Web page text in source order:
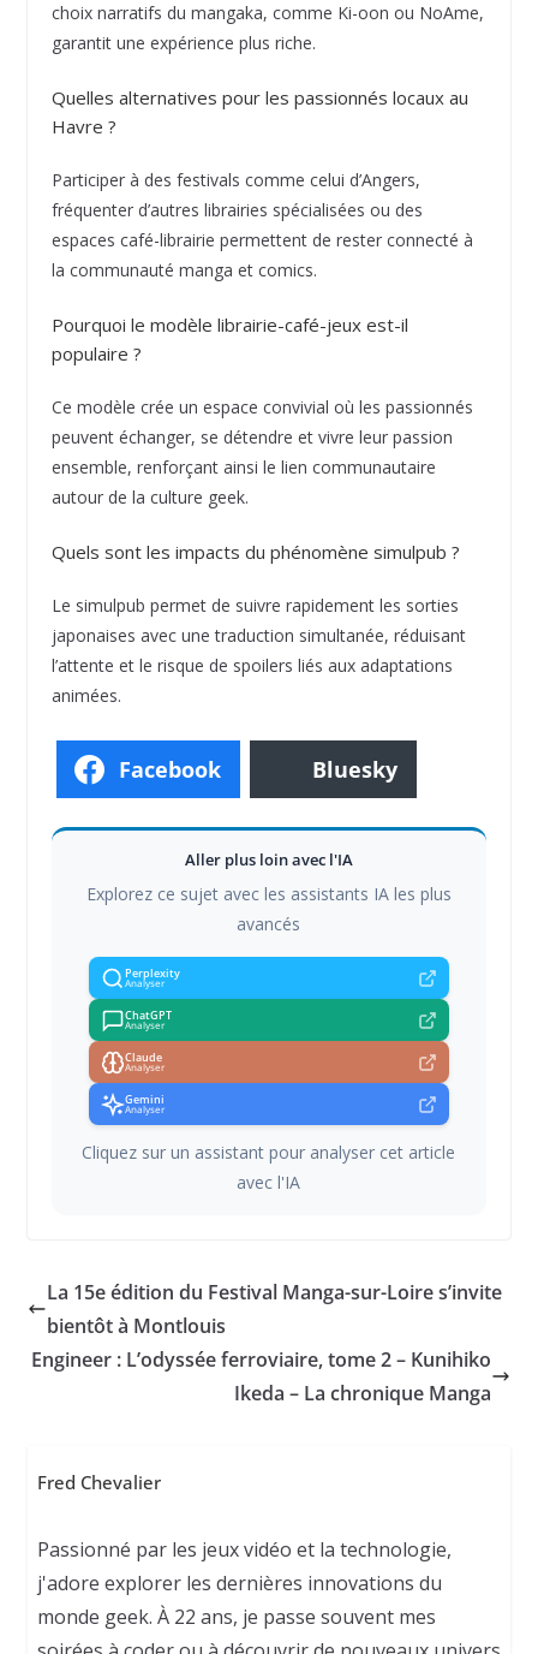
choix narratifs du mangaka, comme Ki-oon ou NoAme,
garantit une expérience plus riche.
Quelles alternatives pour les passionnés locaux au
Havre ?
Participer à des festivals comme celui d’Angers,
fréquenter d’autres librairies spécialisées ou des
espaces café-librairie permettent de rester connecté à
la communauté manga et comics.
Pourquoi le modèle librairie-café-jeux est-il
populaire ?
Ce modèle crée un espace convivial où les passionnés
peuvent échanger, se détendre et vivre leur passion
ensemble, renforçant ainsi le lien communautaire
autour de la culture geek.
Quels sont les impacts du phénomène simulpub ?
Le simulpub permet de suivre rapidement les sorties
japonaises avec une traduction simultanée, réduisant
l’attente et le risque de spoilers liés aux adaptations
animées.
Facebook Bluesky
Aller plus loin avec l'IA
Explorez ce sujet avec les assistants IA les plus
avancés
Perplexity
Analyser
ChatGPT
Analyser
Claude
Analyser
Gemini
Analyser
Cliquez sur un assistant pour analyser cet article
avec l'IA
La 15e édition du Festival Manga-sur-Loire s’invite
bientôt à Montlouis
Engineer : L’odyssée ferroviaire, tome 2 – Kunihiko
Ikeda – La chronique Manga
Fred Chevalier
Passionné par les jeux vidéo et la technologie,
j'adore explorer les dernières innovations du
monde geek. À 22 ans, je passe souvent mes